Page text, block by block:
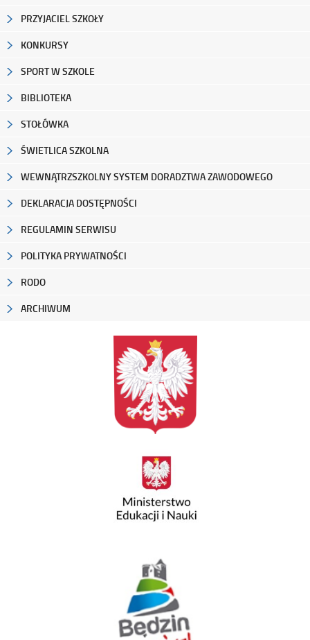
PRZYJACIEL SZKOŁY
KONKURSY
SPORT W SZKOLE
BIBLIOTEKA
STOŁÓWKA
ŚWIETLICA SZKOLNA
WEWNĄTRZSZKOLNY SYSTEM DORADZTWA ZAWODOWEGO
DEKLARACJA DOSTĘPNOŚCI
REGULAMIN SERWISU
POLITYKA PRYWATNOŚCI
RODO
ARCHIWUM